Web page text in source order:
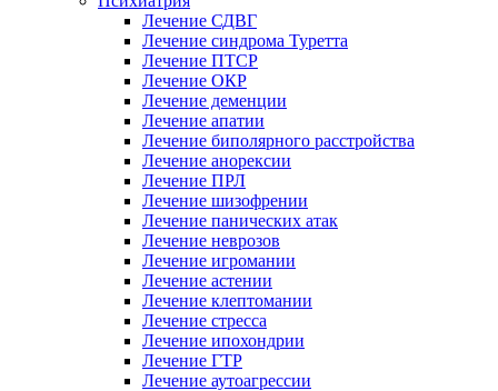
Лечение СДВГ
Лечение синдрома Туретта
Лечение ПТСР
Лечение ОКР
Лечение деменции
Лечение апатии
Лечение биполярного расстройства
Лечение анорексии
Лечение ПРЛ
Лечение шизофрении
Лечение панических атак
Лечение неврозов
Лечение игромании
Лечение астении
Лечение клептомании
Лечение стресса
Лечение ипохондрии
Лечение ГТР
Лечение аутоагрессии